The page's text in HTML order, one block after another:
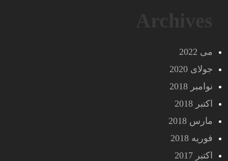
می 2022
جولای 2020
نوامبر 2018
اکتبر 2018
مارس 2018
فوریه 2018
اکتبر 2017